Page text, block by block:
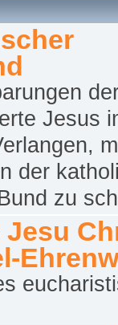
Jesus
der
zu